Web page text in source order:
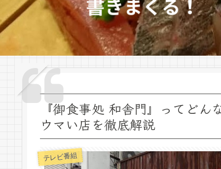
『御食事処 和舎門』ってど
ウマい店を徹底解説
テレビ番組